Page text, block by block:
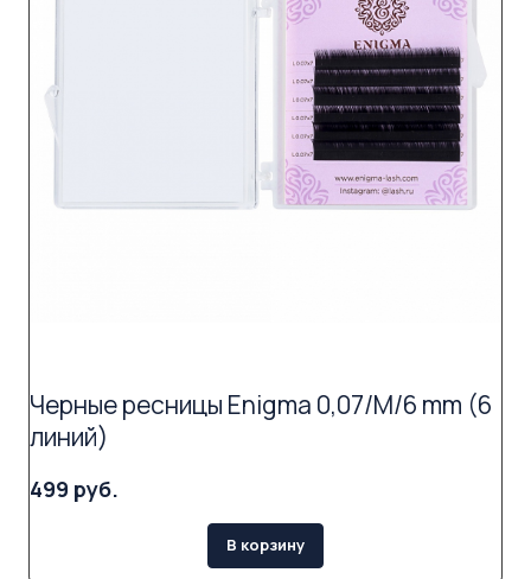
Черные ресницы Enigma 0,07/M/6 mm (6
линий)
499 руб.
В корзину